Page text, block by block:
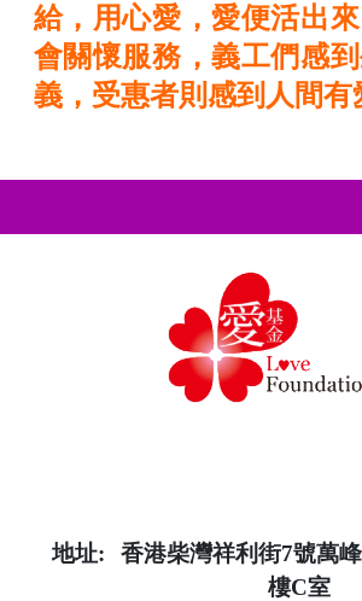
給，用心愛，愛便活出
會關懷服務，義工們感
義，受惠者則感到人間有
地址:
香港柴灣祥利街7號萬
樓C室